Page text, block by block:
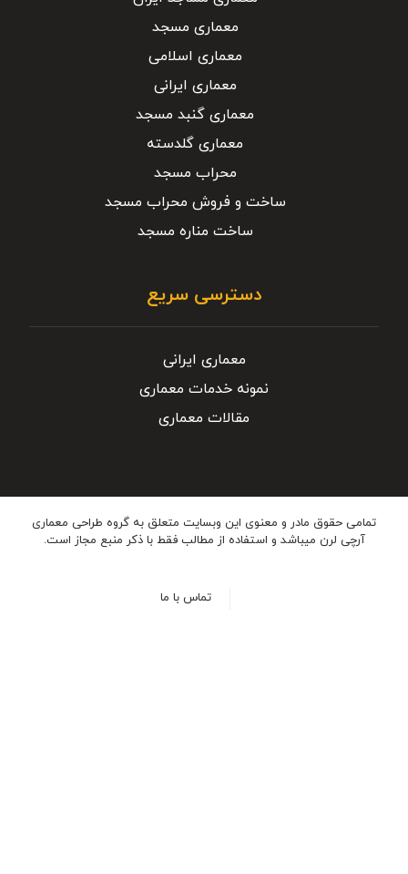
معماری مسجد
معماری اسلامی
معماری ایرانی
معماری گنبد مسجد
معماری گلدسته
محراب مسجد
ساخت و فروش محراب مسجد
ساخت مناره مسجد
دسترسی سریع
معماری ایرانی
نمونه خدمات معماری
مقالات معماری
تمامی حقوق مادر و معنوی این وبسایت متعلق به گروه طراحی معماری
آرچی لرن میباشد و استفاده از مطالب فقط با ذکر منبع مجاز است.
تماس با ما